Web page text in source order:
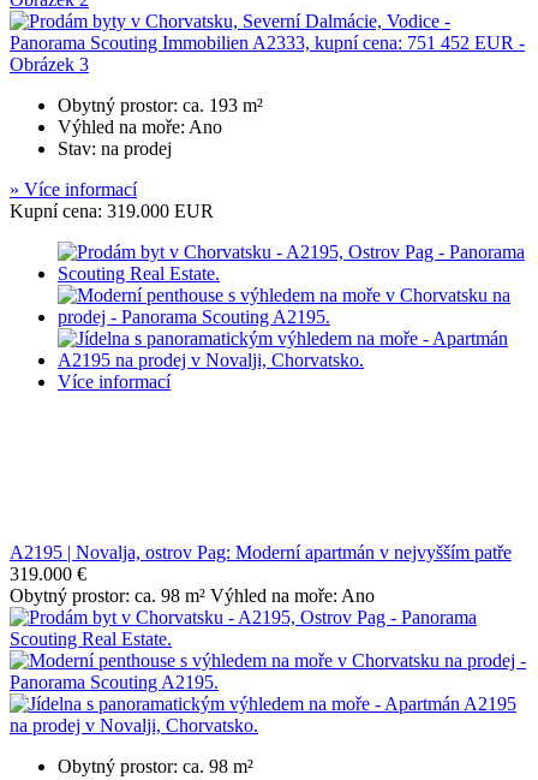
Obytný prostor: ca. 193 m²
Výhled na moře: Ano
Stav: na prodej
» Více informací
Kupní cena: 319.000 EUR
Více informací
A2195 | Novalja, ostrov Pag: Moderní apartmán v nejvyšším patře
319.000 €
Obytný prostor: ca. 98 m² Výhled na moře: Ano
Obytný prostor: ca. 98 m²